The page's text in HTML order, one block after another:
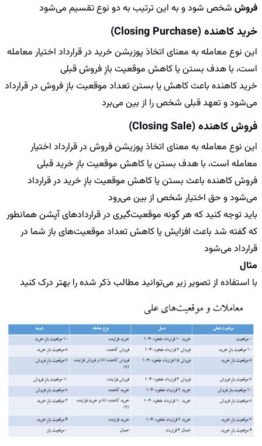
فروش شخص شود و به این ترتیب به دو نوع تقسیم می‌شود
خرید کاهنده (Closing Purchase)
این نوع معامله به معنای اتخاذ پوزیشن خرید در قرارداد اختیار معامله
است، با هدف بستن یا کاهش موقعیت بازِ فروش قبلی
خرید کاهنده باعث کاهش یا بستن تعداد موقعیت بازِ فروش در قرارداد
می‎‌شود و تعهد قبلی شخص را از بین می‎‌برد
فروش کاهنده (Closing Sale)
این نوع معامله به معنای اتخاذ پوزیشن فروش در قرارداد اختیار
معامله است، با هدف بستن یا کاهش موقعیت بازِ خرید قبلی
فروش کاهنده باعث بستن یا کاهش موقعیت بازِ خرید در قرارداد
می‎‎‌شود و حق اختیار شخص از بین می‌رود
باید توجه کنید که هر گونه موقعیت‌گیری در قراردادهای آپشن همانطور
که گفته شد باعث افزایش یا کاهش تعداد موقعیت‌های باز شما در
قرارداد می‎‌شود
مثال
با استفاده از تصویر زیر می‌توانید مطالب ذکر شده را بهتر درک کنید